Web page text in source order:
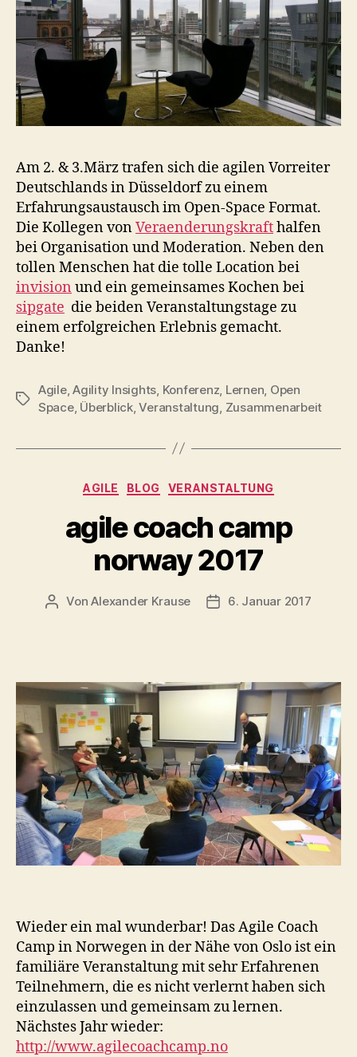
Am 2. & 3.März trafen sich die agilen Vorreiter
Deutschlands in Düsseldorf zu einem
Erfahrungsaustausch im Open-Space Format.
Die Kollegen vonVeraenderungskrafthalfen
bei Organisation und Moderation. Neben den
tollen Menschen hat die tolle Location bei
invision und ein gemeinsames Kochen bei
sipgate die beiden Veranstaltungstage zu
einem erfolgreichen Erlebnis gemacht.
Danke!
Schlagwörter
Agile,Agility Insights Konferenz Lernen Open
Space, Überblick,Veranstaltung Zusammenarbeit
Kategorien
AGILE BLOG VERANSTALTUNG
agile coach camp
norway 2017
Beitragsautor
VonAlexander Krause Beitragsdatum
6. Januar 2017
Wieder ein mal wunderbar! Das Agile Coach
Camp in Norwegen in der Nähe von Oslo ist ein
familiäre Veranstaltung mit sehr Erfahrenen
Teilnehmern, die es nicht verlernt haben sich
einzulassen und gemeinsam zu lernen.
Nächstes Jahr wieder:
http://www.agilecoachcamp.no